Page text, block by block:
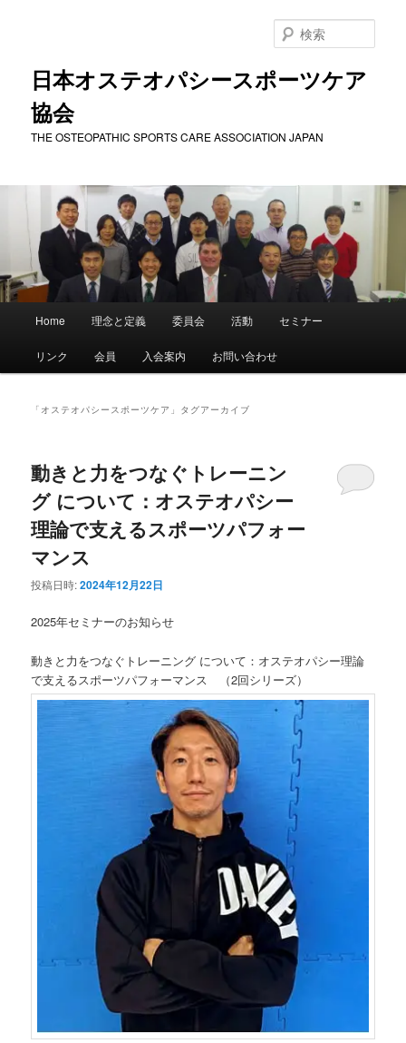
移
動
日本オステオパシースポーツケア
協会
THE OSTEOPATHIC SPORTS CARE ASSOCIATION JAPAN
索
メ
Home 理念と定義 委員会 活動 セミナー
リンク 会員 入会案内 お問い合わせ
「 オステオパシースポーツケア 」タグアーカイブ
動きと力をつなぐトレーニン
グ について：オステオパシー
理論で支えるスポーツパフォー
マンス
投稿日時:2024年12月22日
2025年セミナーのお知らせ
動きと力をつなぐトレーニング について：オステオパシー理論
で支えるスポーツパフォーマンス （2回シリーズ）